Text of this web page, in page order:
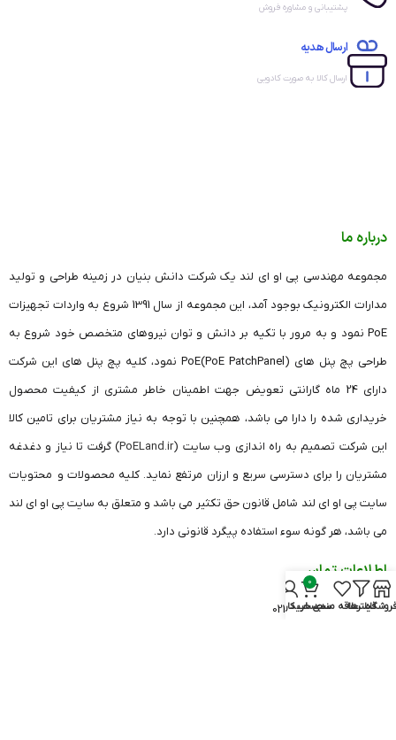
پشتیبانی و مشاوره فروش
ارسال هدیه
ارسال کالا به صورت کادویی
درباره ما
مجموعه مهندسی پی او ای لند یک شرکت دانش بنیان در زمینه طراحی و تولید
مدارات الکترونیک بوجود آمد، این مجموعه از سال 1391 شروع به واردات تجهیزات
PoE نمود و به مرور با تکیه بر دانش و توان نیروهای متخصص خود شروع به
طراحی پچ پنل های (PoE PatchPanel)PoE نمود، کلیه پچ پنل های این شرکت
دارای 24 ماه گارانتی تعویض جهت اطمینان خاطر مشتری از کیفیت محصول
خریداری شده را دارا می باشد، همچنین با توجه به نیاز مشتریان برای تامین کالا
این شرکت تصمیم به راه اندازی وب سایت (PoELand.ir) گرفت تا نیاز و دغدغه
مشتریان را برای دسترسی سریع و ارزان مرتفع نماید. کلیه محصولات و محتویات
سایت پی او ای لند شامل قانون حق تکثیر می باشد و متعلق به سایت پی او ای لند
می باشد، هر گونه سوء استفاده پیگرد قانونی دارد.
اطلاعات تماس
دفتر تهران: 26420541 021
فروشگاهفیلترهاعلاقه مندی
0
سبد خرید
حساب کاربری من